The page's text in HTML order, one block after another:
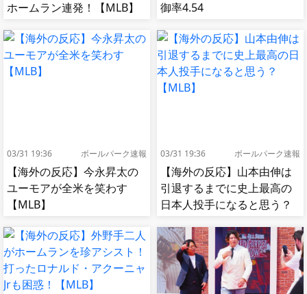
ホームラン連発！【MLB】
御率4.54
03/31 19:36 ボールパーク速報
【海外の反応】今永昇太の
ユーモアが全米を笑わす
【MLB】
03/31 19:36 ボールパーク速報
【海外の反応】山本由伸は
引退するまでに史上最高の
日本人投手になると思う？